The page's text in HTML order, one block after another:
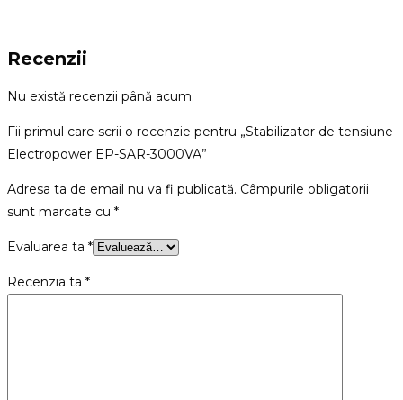
Recenzii
Nu există recenzii până acum.
Fii primul care scrii o recenzie pentru „Stabilizator de tensiune
Electropower EP-SAR-3000VA”
Adresa ta de email nu va fi publicată. Câmpurile obligatorii
sunt marcate cu *
Evaluarea ta *
Recenzia ta *